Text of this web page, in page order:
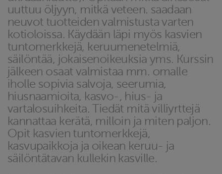
uuttuu öljyyn, mitkä veteen. saadaan
neuvot tuotteiden valmistusta varten
kotioloissa. Käydään läpi myös kasvien
tuntomerkkejä, keruumenetelmiä,
säilöntää, jokaisenoikeuksia yms. Kurssin
jälkeen osaat valmistaa mm. omalle
iholle sopivia salvoja, seerumia,
hiusnaamioita, kasvo-, hius- ja
vartalosuihkeita. Tiedät mitä villiyrttejä
kannattaa kerätä, milloin ja miten paljon.
Opit kasvien tuntomerkkejä,
kasvupaikkoja ja oikean keruu- ja
säilöntätavan kullekin kasville.